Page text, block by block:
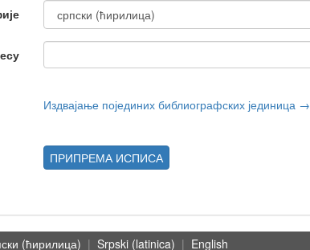
Издвајање појединих библиографских јединица →
ПРИПРЕМА ИСПИСА
(ћирилица) | Srpski (latinica) | English